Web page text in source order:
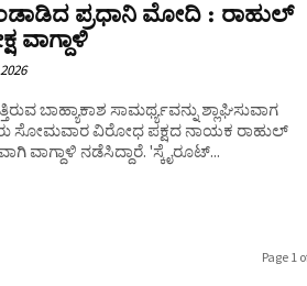
ಪ್ರಧಾನಿ ಮೋದಿ : ರಾಹುಲ್
ವಾಗ್ದಾಳಿ
ಸೋಮವಾರ ವಿರೋಧ ಪಕ್ಷದ ನಾಯಕ ರಾಹುಲ್
ವಾಗ್ದಾಳಿ ನಡೆಸಿದ್ದಾರೆ. 'ಸ್ಕೈರೂಟ್...
Page 1